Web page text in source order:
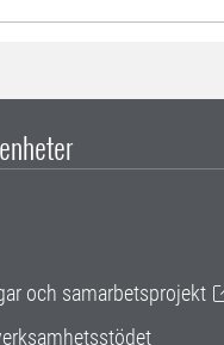
och samarbetsprojekt